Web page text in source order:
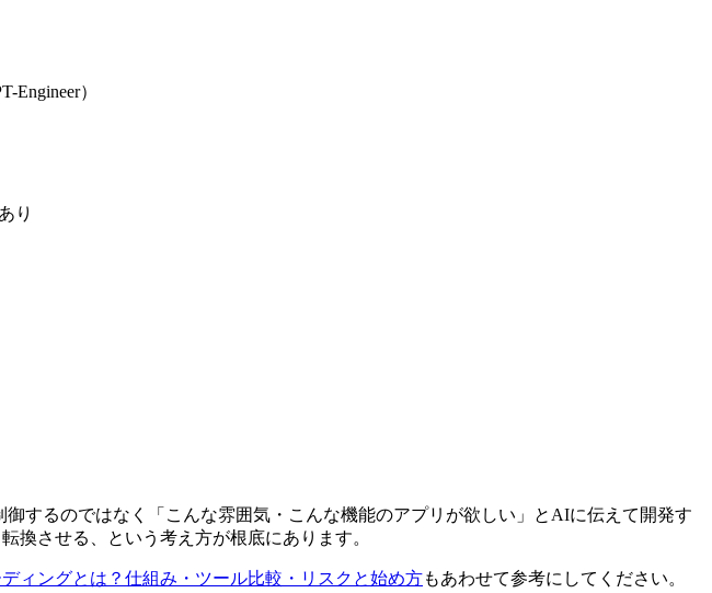
）
り
するのではなく「こんな雰囲気・こんな機能のアプリが欲しい」とAIに伝えて開発す
換させる、という考え方が根底にあります。
ィングとは？仕組み・ツール比較・リスクと始め方もあわせて参考にしてください。